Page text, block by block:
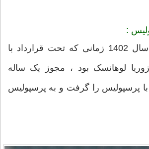
:
شهاب زاهدی در سال 1402 زمانی که تحت قرارداد با
زوریا لوهانسک بود ، مجوز یک ساله
با پرسپولیس را گرفت و به پرسپولیس